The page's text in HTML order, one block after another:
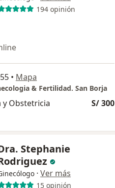
194 opinión
• Mapa
& Fertilidad. San Borja
y Obstetricia S/ 300
Stephanie
· Ver más
15 opinión